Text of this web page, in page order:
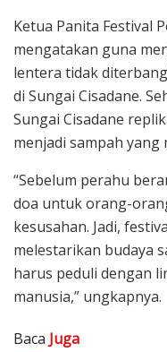
Ketua Panita Festival
mengatakan guna
lentera tidak
di Sungai Cisadane.
Sungai Cisadane
menjadi sampah yang
“Sebelum perahu
doa untuk orang-
kesusahan. Jadi,
melestarikan budaya
harus peduli dengan
manusia,” ungkapnya.
Baca Juga